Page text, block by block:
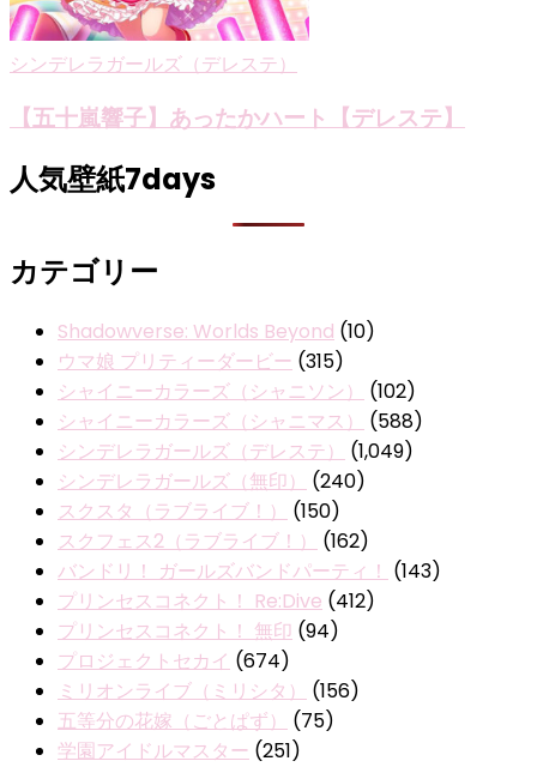
シンデレラガールズ（デレステ）
【五十嵐響子】あったかハート【デレステ】
人気壁紙7days
カテゴリー
Shadowverse: Worlds Beyond (10)
ウマ娘 プリティーダービー (315)
シャイニーカラーズ（シャニソン）
(102)
シャイニーカラーズ（シャニマス）
(588)
シンデレラガールズ（デレステ）
(1,049)
シンデレラガールズ（無印）
(240)
スクスタ（ラブライブ！）
(150)
スクフェス2（ラブライブ！）
(162)
バンドリ！ ガールズバンドパーティ！ (143)
プリンセスコネクト！ Re:Dive (412)
プリンセスコネクト！ 無印 (94)
プロジェクトセカイ (674)
ミリオンライブ（ミリシタ）
(156)
五等分の花嫁（ごとぱず）
(75)
学園アイドルマスター (251)